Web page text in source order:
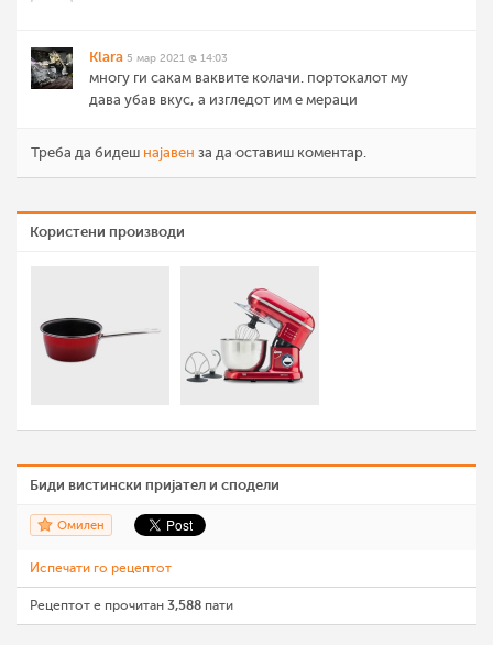
Klara 5 мар 2021 @ 14:03
многу ги сакам ваквите колачи. портокалот му
дава убав вкус, а изгледот им е мераци
Треба да бидеш најавен за да оставиш коментар.
Користени производи
Биди вистински пријател и сподели
Омилен
Испечати го рецептот
Рецептот е прочитан 3,588 пати